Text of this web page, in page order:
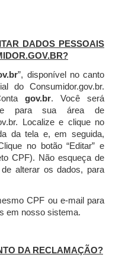
DADOS PESSOAIS
”, disponível no canto
do Consumidor.gov.br.
gov.br. Você será
para sua área de
Localize e clique no
da tela e, em seguida,
no botão “Editar” e
CPF). Não esqueça de
alterar os dados, para
CPF ou e-mail para
em nosso sistema.
DA RECLAMAÇÃO?